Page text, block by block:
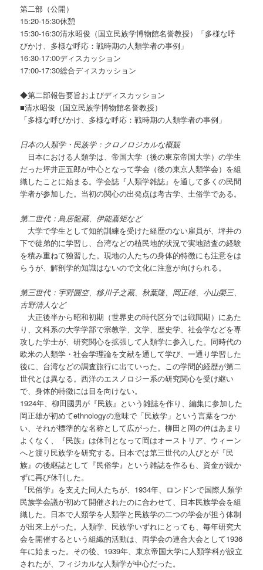
第二部（公開）
15:20-15:30休憩
15:30-16:30清水昭俊（国立民族学博物館名誉教授）「多様な呼
びかけ、多様な呼応：戦時期の人類学者の事例」
16:30-17:00ディスカッション
17:00-17:30総合ディスカッション
◆第二部報告要旨およびディスカッション
■清水昭俊（国立民族学博物館名誉教授）
「多様な呼びかけ、多様な呼応：戦時期の人類学者の事例」
日本の人類学・民族学：クロノロジカルな概観
日本における人類学は、帝国大学（後の東京帝国大学）の学生
だった坪井正五郎が中心となって学会（後の東京人類学会）を組
織したことに始まる。学会誌『人類学雑誌』を通して多くの民間
学者が参加した。当初の関心の出発点は考古学、土俗学である。
第二世代：鳥居龍藏、伊能嘉矩など
大学で学生として知的訓練を受けた経歴のない雇員が、坪井の
下で徒弟的に学習し、台湾などの植民地的状況で実地踏査の経験
を積み重ねて独習した。現地の人たちの身体的特徴にも注意をは
らうが、解剖学的知識はないので文化に注意が向けられる。
第三世代：宇野圓空、移川子之藏、秋葉隆、岡正雄、小山榮三、
古野清人など
大正後半から昭和初期（世界史の時代区分では戦間期）にあた
り、文科系の大学学部で宗教学、文学、歴史学、社会学などを専
攻した学士が、研究関心を拡張して人類学に参入した。同時代の
欧米の人類学・社会学理論を文献を通して学び、一通り学習した
後に、台湾などの調査旅行に出ていった。この学問的経歴が第二
世代とは異なる。西洋のエスノロジー系の研究関心を受け継い
で、身体的特徴には目を向けない。
1924年、柳田國男が『民族』という雑誌を作り、編集に参加した
岡正雄が初めてethnologyの意味で「民族学」という言葉をつか
い、それが標準的な名称として広がった。柳田と岡の仲はあまり
よくなく、『民族』は休刊となって岡はオーストリア、ウィーン
へと渡り民族学を研究する。日本では第三世代の人びとが『民
族』の後継誌として『民俗学』という雑誌を作るも、資金が続か
ずに再び休刊した。
『民俗学』を支えた同人たちが、1934年、ロンドンで国際人類学
民族学会議が初めて開催されたのに合わせて、日本民族学会を組
織した。日本で人類学を人類学と民族学の二つの学会が担う体制
が出来上がった。人類学、民族学いずれにとっても、毎年研究大
会を開催するという組織的活動は、両学会の連合大会として1936
年に始まった。その後、1939年、東京帝国大学に人類学科が設立
されたが、フィジカルな人類学が中心だった。